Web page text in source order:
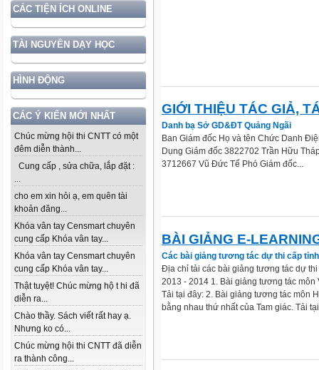
CÁC TIỆN ÍCH ONLINE
TÀI NGUYÊN DẠY HỌC
HÌNH ĐỘNG
CÁC Ý KIẾN MỚI NHẤT
Chúc mừng hội thi CNTT có một
đêm diễn thành...
Cung cấp , sửa chữa, lắp đặt :
...
cho em xin hỏi ạ, em quên tài
khoản đăng...
Khóa vân tay Censmart chuyên
cung cấp Khóa vân tay...
Khóa vân tay Censmart chuyên
cung cấp Khóa vân tay...
Thật tuyệt! Chúc mừng hộ t hi đã
diễn ra...
Chào thầy. Sách viết rất hay ạ.
Nhưng ko có...
Chúc mừng hội thi CNTT đã diễn
ra thành công...
GIỚI THIỆU TÁC GIẢ,
Danh bạ Sở GD&ĐT Quảng Ngãi
Ban Giám đốc Họ và tên Chức Danh
Dụng Giám đốc 3822702 Trần Hữu
3712667 Vũ Đức Tế Phó Giám đốc...
BÀI GIẢNG E-
Các bài giảng tương tác dự thi cấp
Địa chỉ tải các bài giảng tương tác dự
2013 - 2014 1. Bài giảng tương tác môn
Tải tại đây: 2. Bài giảng tương tác môn
bằng nhau thứ nhất của Tam giác. Tải